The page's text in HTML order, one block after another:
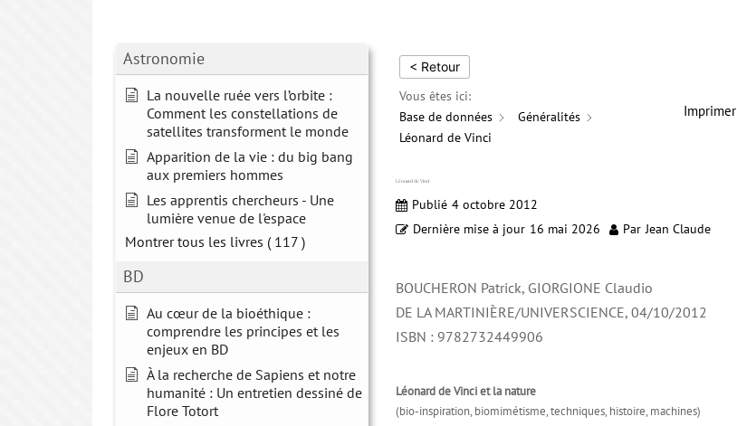
Astronomie
La nouvelle ruée vers l’orbite :
Comment les constellations de
satellites transforment le monde
Apparition de la vie : du big bang
aux premiers hommes
Les apprentis chercheurs - Une
lumière venue de l'espace
Montrer tous les livres ( 117 )
BD
Au cœur de la bioéthique :
comprendre les principes et les
enjeux en BD
À la recherche de Sapiens et notre
humanité : Un entretien dessiné de
Flore Totort
< Retour
Vous êtes ici:
Base de données
Généralités
Léonard de Vinci
Imprimer
Léonard de Vinci
Publié 4 octobre 2012
Dernière mise à jour 16 mai 2026 Par Jean Claude
BOUCHERON Patrick, GIORGIONE Claudio
DE LA MARTINIÈRE/UNIVERSCIENCE, 04/10/2012
ISBN : 9782732449906
Léonard de Vinci et la nature
(bio-inspiration, biomimétisme, techniques, histoire, machines)